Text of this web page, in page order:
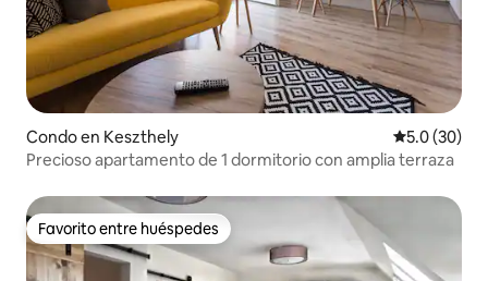
Condo en Keszthely Calificación
5.0 (30)
Precioso apartamento de 1 dormitorio con amplia terraza
Favorito entre huéspedes
Favorito entre huéspedes